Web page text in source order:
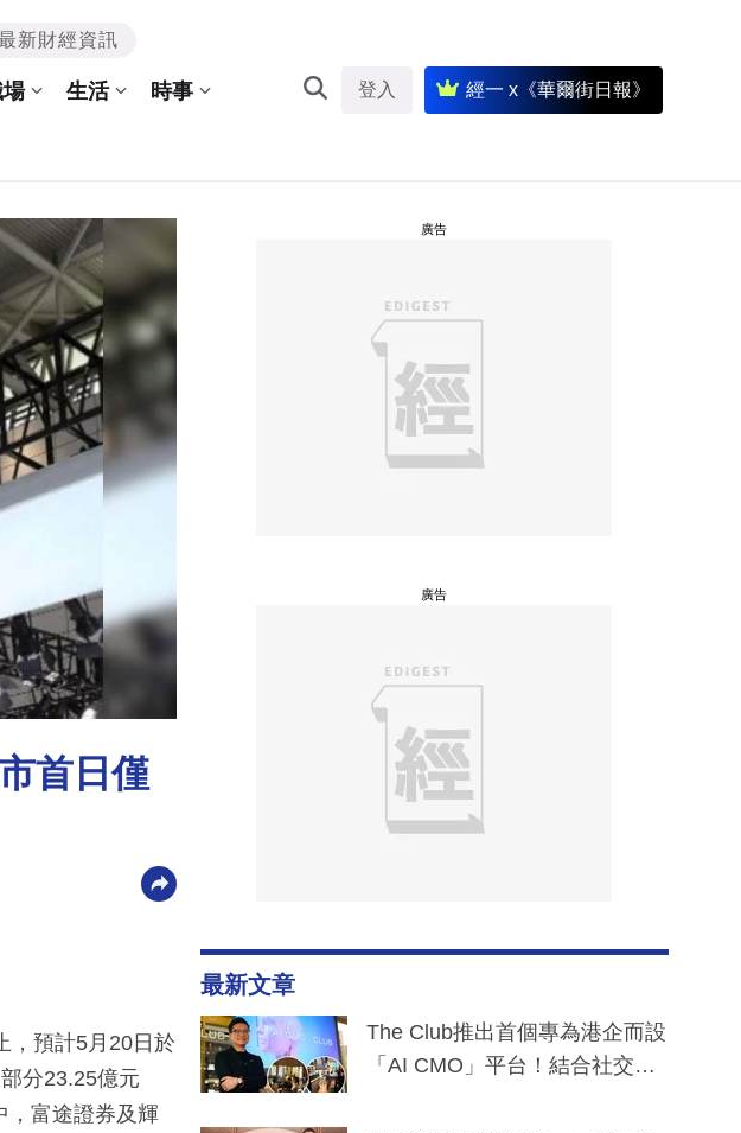
新財經資訊
生活 時事 登入 經一 x《華爾街日報》
首日僅
，預計5月20日於
分23.25億元
，富途證券及輝
廣告
廣告
最新文章
The Club推出首個專為港企而設
「AI CMO」平台！結合社交聆